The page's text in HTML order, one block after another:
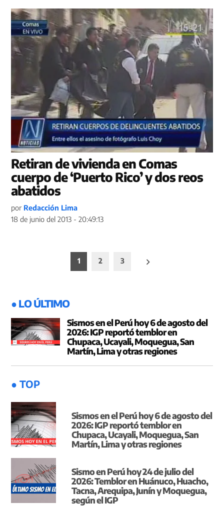
Retiran de vivienda en Comas
cuerpo de ‘Puerto Rico’ y dos reos
abatidos
por Redacción Lima
18 de junio del 2013 - 20:49:13
1 2 3
● LO ÚLTIMO
Sismos en el Perú hoy 6 de agosto del
2026: IGP reportó temblor en
Chupaca, Ucayali, Moquegua, San
Martín, Lima y otras regiones
● TOP
Sismos en el Perú hoy 6 de agosto del
2026: IGP reportó temblor en
Chupaca, Ucayali, Moquegua, San
Martín, Lima y otras regiones
Sismo en Perú hoy 24 de julio del
2026: Temblor en Huánuco, Huacho,
Tacna, Arequipa, Junín y Moquegua,
según el IGP